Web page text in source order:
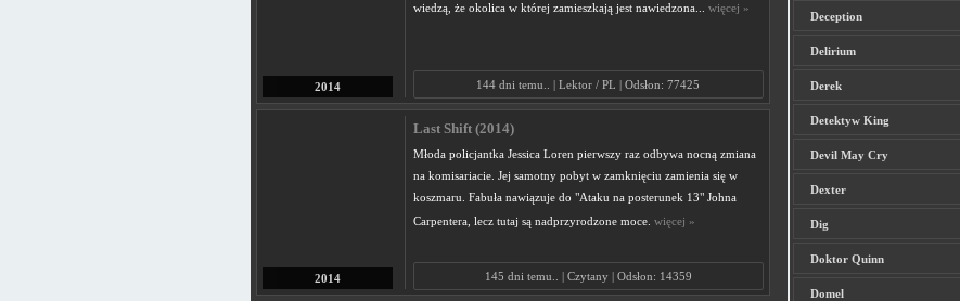
2014
wiedzą, że okolica w której zamieszkają jest nawiedzona... więcej »
144 dni temu.. | Lektor / PL | Odsłon: 77425
2014
Last Shift (2014)
Młoda policjantka Jessica Loren pierwszy raz odbywa nocną zmiana
na komisariacie. Jej samotny pobyt w zamknięciu zamienia się w
koszmaru. Fabuła nawiązuje do "Ataku na posterunek 13" Johna
Carpentera, lecz tutaj są nadprzyrodzone moce. więcej »
145 dni temu.. | Czytany | Odsłon: 14359
Deception
Delirium
Derek
Detektyw King
Devil May Cry
Dexter
Dig
Doktor Quinn
Domel